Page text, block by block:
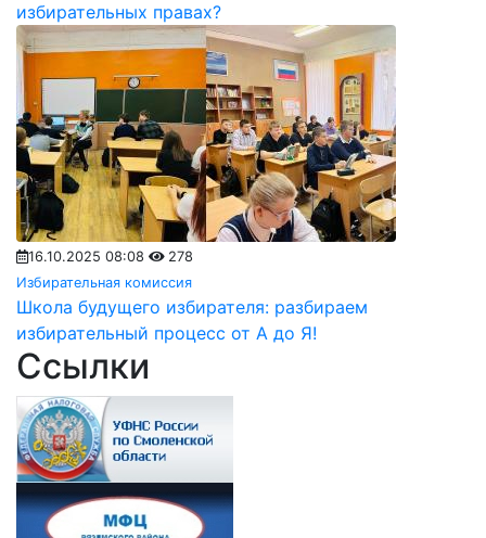
избирательных правах?
16.10.2025 08:08
278
Избирательная комиссия
Школа будущего избирателя: разбираем
избирательный процесс от А до Я!
Ссылки